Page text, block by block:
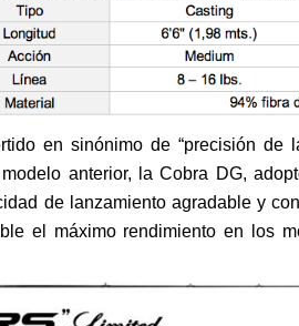
en sinónimo de “precisión
anterior, la Cobra DG,
de lanzamiento agradable y
el máximo rendimiento en los